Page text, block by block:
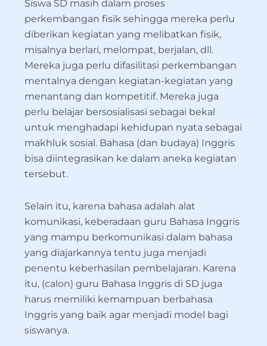
Siswa SD masih dalam proses
perkembangan fisik sehingga mereka perlu
diberikan kegiatan yang melibatkan fisik,
misalnya berlari, melompat, berjalan, dll.
Mereka juga perlu difasilitasi perkembangan
mentalnya dengan kegiatan-kegiatan yang
menantang dan kompetitif. Mereka juga
perlu belajar bersosialisasi sebagai bekal
untuk menghadapi kehidupan nyata sebagai
makhluk sosial. Bahasa (dan budaya) Inggris
bisa diintegrasikan ke dalam aneka kegiatan
tersebut.
Selain itu, karena bahasa adalah alat
komunikasi, keberadaan guru Bahasa Inggris
yang mampu berkomunikasi dalam bahasa
yang diajarkannya tentu juga menjadi
penentu keberhasilan pembelajaran. Karena
itu, (calon) guru Bahasa Inggris di SD juga
harus memiliki kemampuan berbahasa
Inggris yang baik agar menjadi model bagi
siswanya.